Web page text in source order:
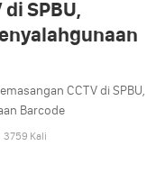
SPBU,
CCTV di SPBU,
Barcode
3759 Kali